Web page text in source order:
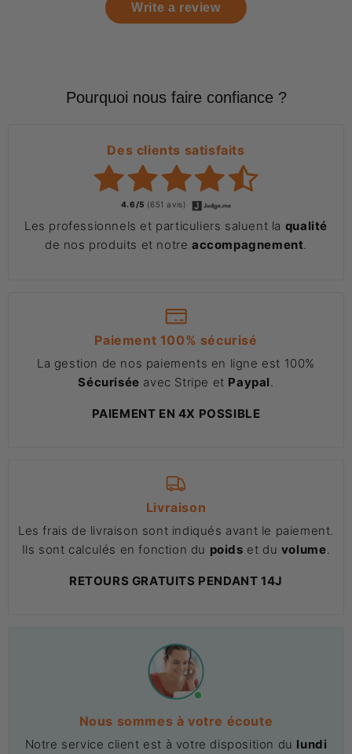
Write a review
Pourquoi nous faire confiance ?
Des clients satisfaits
4.6/5 (651 avis)
Les professionnels et particuliers saluent la qualité
de nos produits et notre accompagnement
Paiement 100% sécurisé
La gestion de nos paiements en ligne est 100%
Sécurisée avec Stripe et Paypal
PAIEMENT EN 4X POSSIBLE
Livraison
Les frais de livraison sont indiqués avant le paiement.
Ils sont calculés en fonction du poids et du volume
RETOURS GRATUITS PENDANT 14J
Nous sommes à votre écoute
Notre service client est à votre disposition du lundi